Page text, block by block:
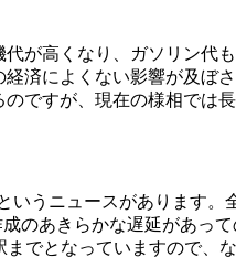
が高くなり、ガソリン代
済によくない影響が及ぼ
ですが、現在の様相では
いうニュースがあります。
のあきらかな遅延があっ
でとなっていますので、